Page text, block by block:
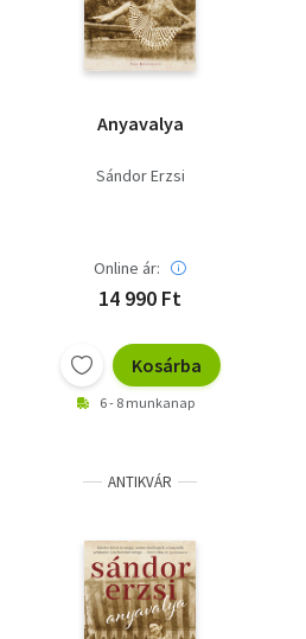
Szótár, nyelvkönyv
Tankönyv, segédkönyv
Társadalomtudomány
Természettudomány
Anyavalya
Sándor Erzsi
Online ár:
14 990 Ft
Kosárba
6 - 8 munkanap
ANTIKVÁR